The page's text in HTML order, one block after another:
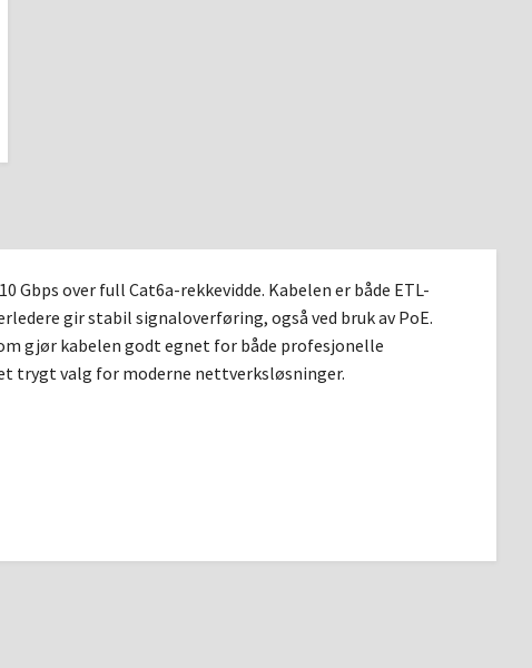
over full Cat6a-rekkevidde. Kabelen er både ETL-
gir stabil signaloverføring, også ved bruk av PoE.
gjør kabelen godt egnet for både profesjonelle
trygt valg for moderne nettverksløsninger.